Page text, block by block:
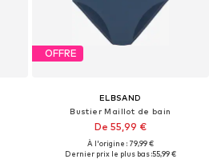
OFFRE
ELBSAND
Bustier Maillot de bain
De 55,99 €
À l'origine : 79,99 €
Dernier prix le plus bas :55,99 €